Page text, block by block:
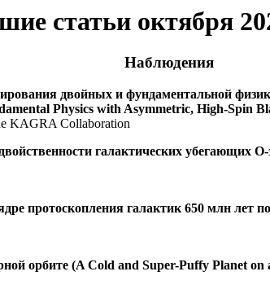
статьи октября
Наблюдения
двойных и фундаментальной
Physics with Asymmetric, High-Spin
KAGRA Collaboration
галактических убегающих
протоcкопления галактик 650 млн
орбите (A Cold and Super-Puffy Planet